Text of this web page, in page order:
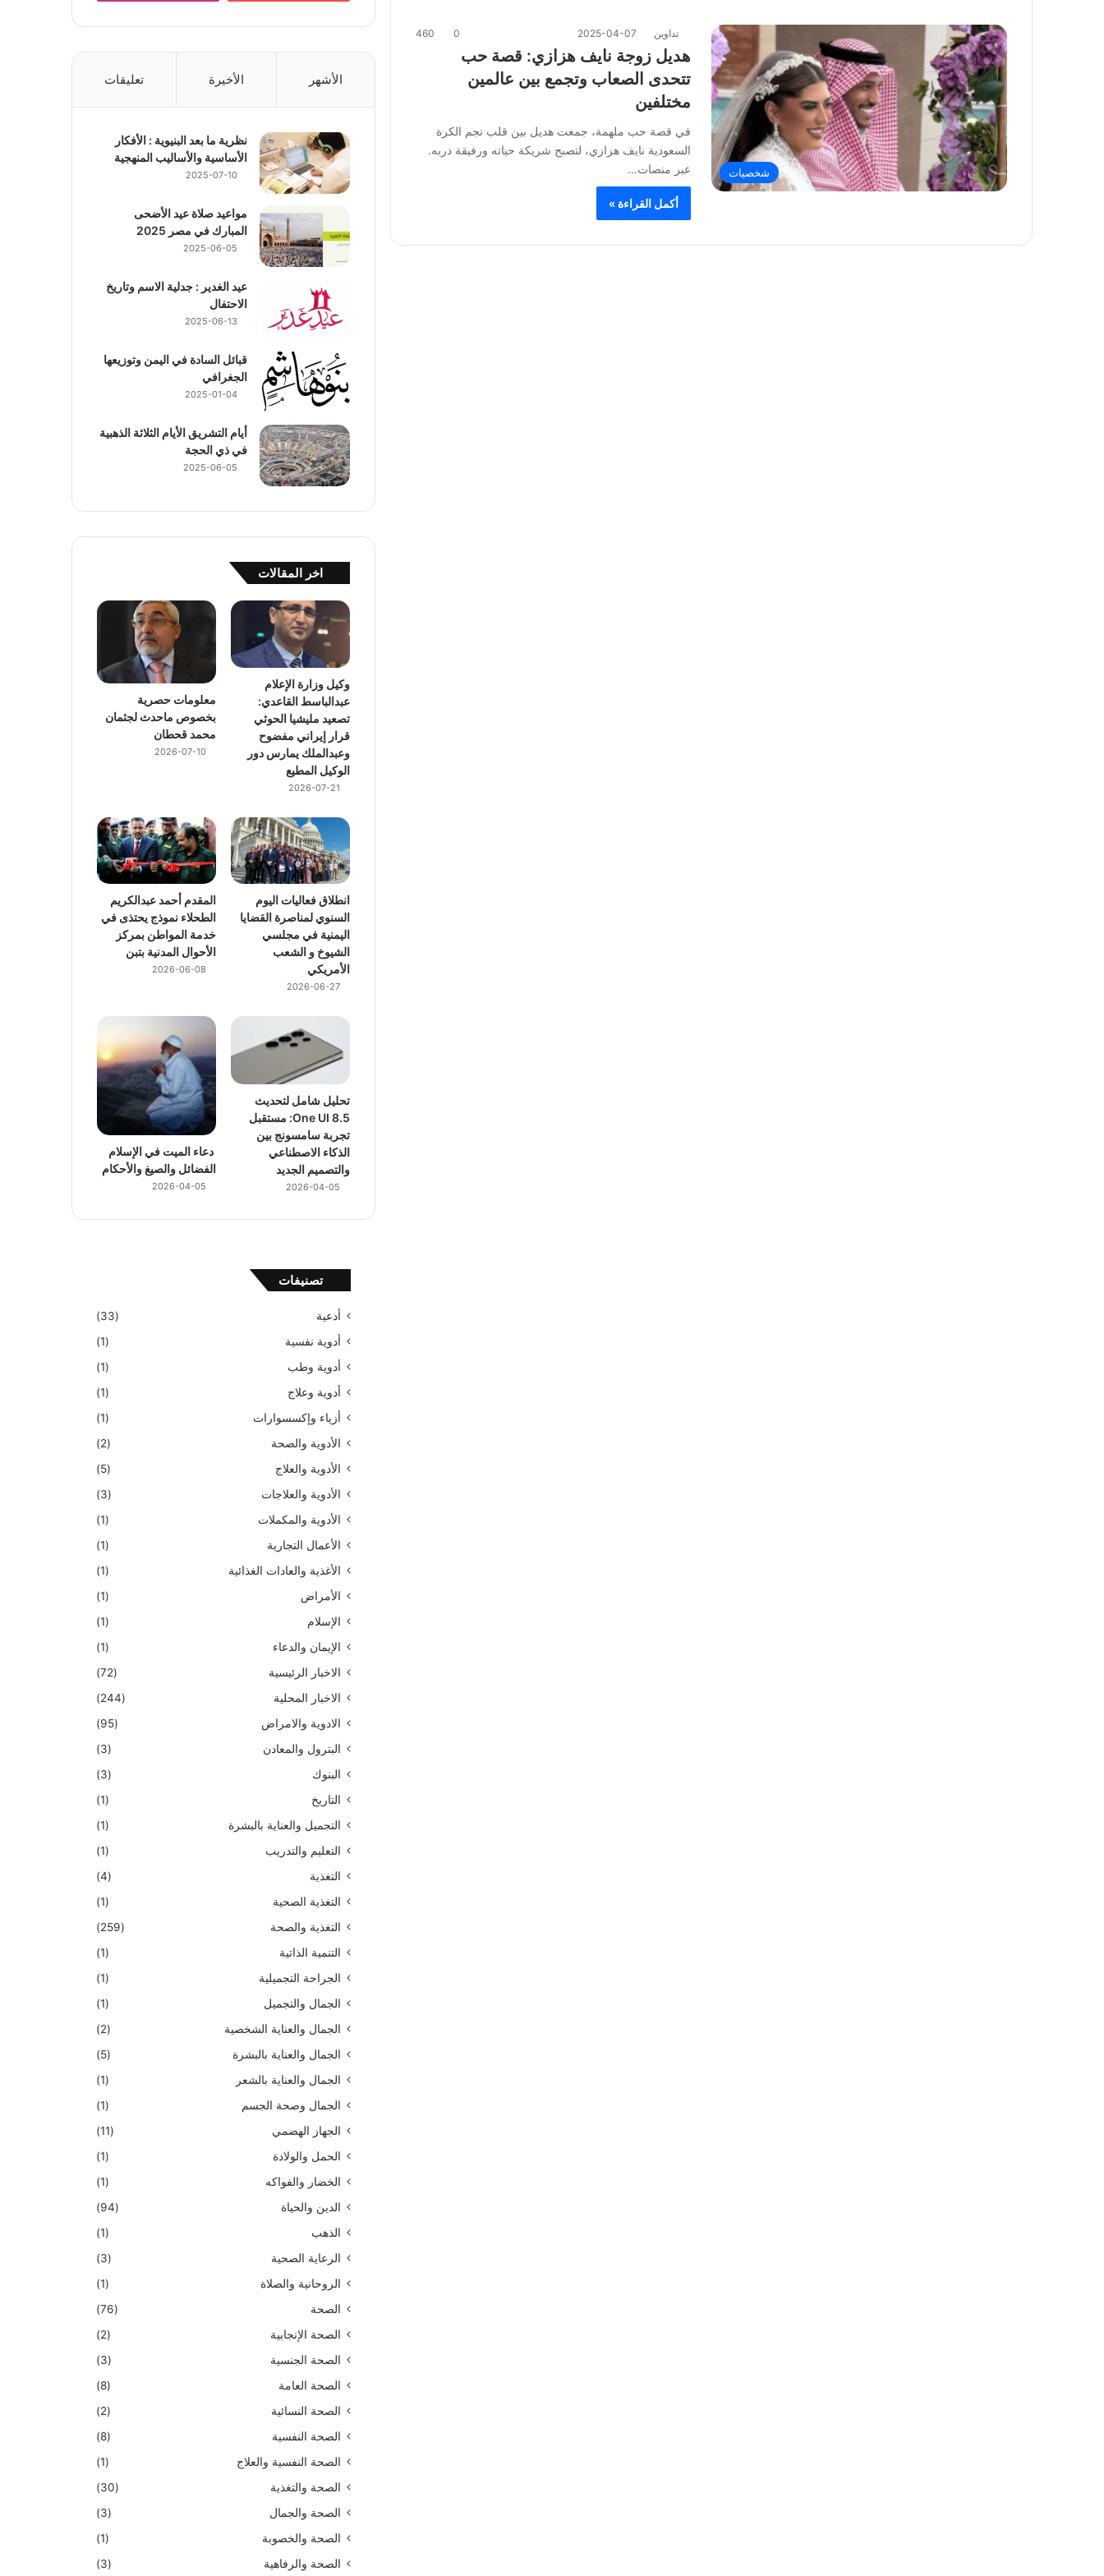
شخصيات
تداوين 2025-04-07
0
460
هديل زوجة نايف هزازي: قصة حب
تتحدى الصعاب وتجمع بين عالمين
مختلفين
في قصة حب ملهمة، جمعت هديل بين قلب نجم الكرة
السعودية نايف هزازي، لتصبح شريكة حياته ورفيقة دربه.
عبر منصات…
أكمل القراءة »
الأشهر الأخيرة تعليقات
نظرية ما بعد البنيوية : الأفكار
الأساسية والأساليب المنهجية
2025-07-10
مواعيد صلاة عيد الأضحى
المبارك في مصر 2025
2025-06-05
عيد الغدير : جدلية الاسم وتاريخ
الاحتفال
2025-06-13
قبائل السادة في اليمن وتوزيعها
الجغرافي
2025-01-04
أيام التشريق الأيام الثلاثة الذهبية
في ذي الحجة
2025-06-05
اخر المقالات
وكيل وزارة الإعلام
عبدالباسط القاعدي:
تصعيد مليشيا الحوثي
قرار إيراني مفضوح
وعبدالملك يمارس دور
الوكيل المطيع
2026-07-21
معلومات حصرية
بخصوص ماحدث لجثمان
محمد قحطان
2026-07-10
انطلاق فعاليات اليوم
السنوي لمناصرة القضايا
اليمنية في مجلسي
الشيوخ و الشعب
الأمريكي
2026-06-27
المقدم أحمد عبدالكريم
الطحلاء نموذج يحتذى في
خدمة المواطن بمركز
الأحوال المدنية بتبن
2026-06-08
تحليل شامل لتحديث
One UI 8.5: مستقبل
تجربة سامسونج بين
الذكاء الاصطناعي
والتصميم الجديد
2026-04-05
دعاء الميت في الإسلام
الفضائل والصيغ والأحكام
2026-04-05
تصنيفات
أدعية
(33)
أدوية نفسية
(1)
أدوية وطب
(1)
أدوية وعلاج
(1)
أزياء وإكسسوارات
(1)
الأدوية والصحة
(2)
الأدوية والعلاج
(5)
الأدوية والعلاجات
(3)
الأدوية والمكملات
(1)
الأعمال التجارية
(1)
الأغذية والعادات الغذائية
(1)
الأمراض
(1)
الإسلام
(1)
الإيمان والدعاء
(1)
الاخبار الرئيسية
(72)
الاخبار المحلية
(244)
الادوية والامراض
(95)
البترول والمعادن
(3)
البنوك
(3)
التاريخ
(1)
التجميل والعناية بالبشرة
(1)
التعليم والتدريب
(1)
التغذية
(4)
التغذية الصحية
(1)
التغذية والصحة
(259)
التنمية الذاتية
(1)
الجراحة التجميلية
(1)
الجمال والتجميل
(1)
الجمال والعناية الشخصية
(2)
الجمال والعناية بالبشرة
(5)
الجمال والعناية بالشعر
(1)
الجمال وصحة الجسم
(1)
الجهاز الهضمي
(11)
الحمل والولادة
(1)
الخضار والفواكه
(1)
الدين والحياة
(94)
الذهب
(1)
الرعاية الصحية
(3)
الروحانية والصلاة
(1)
الصحة
(76)
الصحة الإنجابية
(2)
الصحة الجنسية
(3)
الصحة العامة
(8)
الصحة النسائية
(2)
الصحة النفسية
(8)
الصحة النفسية والعلاج
(1)
الصحة والتغذية
(30)
الصحة والجمال
(3)
الصحة والخصوبة
(1)
الصحة والرفاهية
(3)